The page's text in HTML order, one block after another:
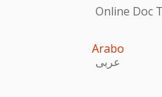
Online Doc
Arabo
عربى